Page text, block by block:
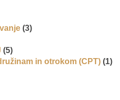
(3)
(5)
in otrokom (CPT) (1)